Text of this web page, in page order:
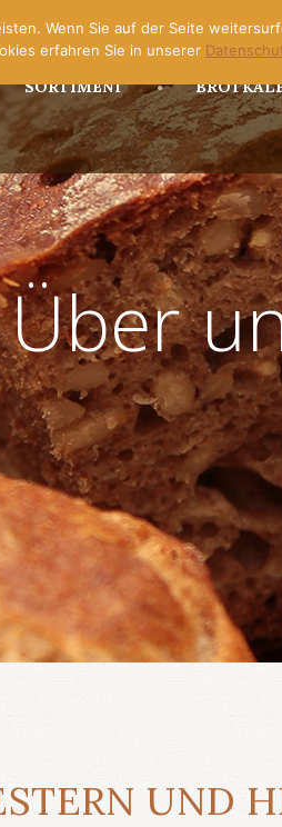
SORTIMENT
Über
UND
Wenn Sie auf der Seite
erfahren Sie in unserer